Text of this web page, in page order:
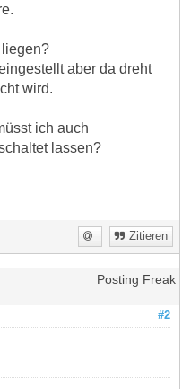
aber da dreht
wird.
ich auch
lassen?
Zitieren
Posting Freak
#2